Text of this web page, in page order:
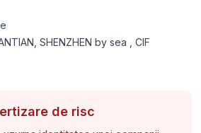
SHENZHEN by sea , CIF
de risc